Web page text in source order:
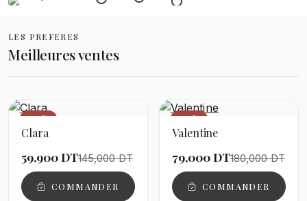
LES PREFERES
Meilleures ventes
−59%
Clara
59,900 DT145,000 DT
COMMANDER
−56%
Valentine
79,000 DT180,000 DT
COMMANDER